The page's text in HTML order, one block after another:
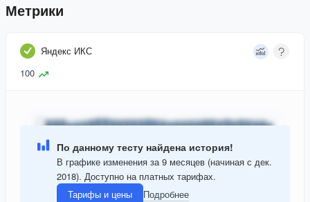
Метрики
Яндекс ИКС
100
По данному тесту найдена история!
В графике изменения за 9 месяцев (начиная с дек.
2018). Доступно на платных тарифах.
Тарифы и цены
Подробнее